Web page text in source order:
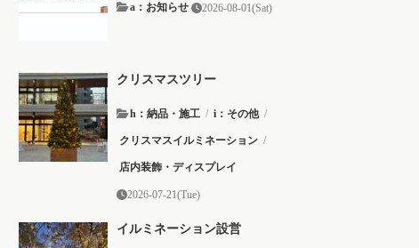
a：お知らせ 2026-08-01(Sat)
クリスマスツリー
h：納品・施工 / i：その他 /
クリスマスイルミネーション /
店内装飾・ディスプレイ
2026-07-21(Tue)
イルミネーション設営